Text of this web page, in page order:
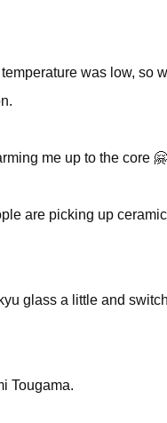
was low, so
me up to the core 🤗
are picking up
glass a little and
Tougama.